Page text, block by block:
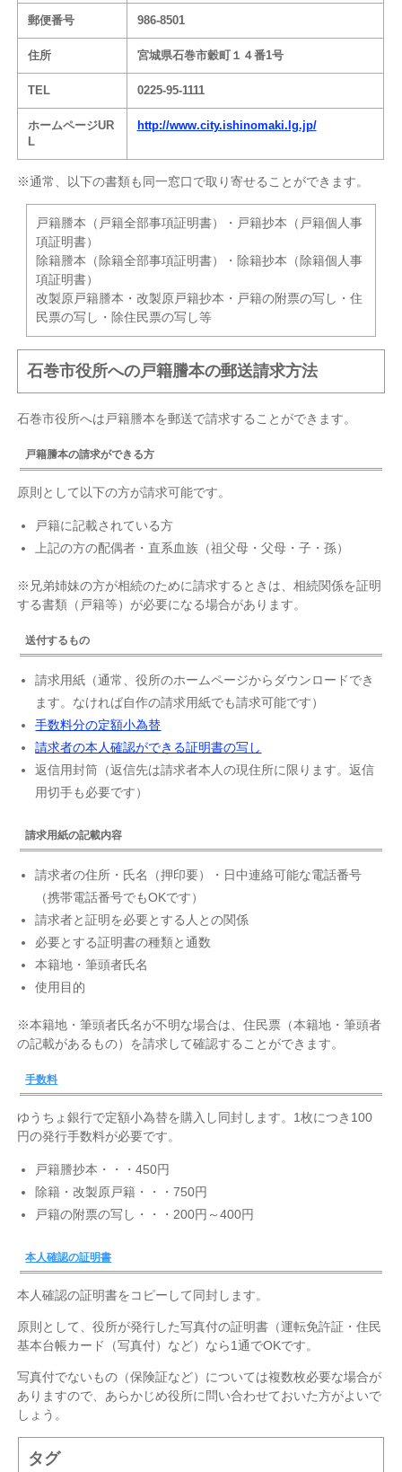
郵便番号 986-8501
住所 宮城県石巻市穀町１４番1号
TEL 0225-95-1111
ホームページUR
L
http://www.city.ishinomaki.lg.jp/
※通常、以下の書類も同一窓口で取り寄せることができます。
戸籍謄本（戸籍全部事項証明書）・戸籍抄本（戸籍個人事
項証明書）
除籍謄本（除籍全部事項証明書）・除籍抄本（除籍個人事
項証明書）
改製原戸籍謄本・改製原戸籍抄本・戸籍の附票の写し・住
民票の写し・除住民票の写し等
石巻市役所への戸籍謄本の郵送請求方法
石巻市役所へは戸籍謄本を郵送で請求することができます。
戸籍謄本の請求ができる方
原則として以下の方が請求可能です。
戸籍に記載されている方
上記の方の配偶者・直系血族（祖父母・父母・子・孫）
※兄弟姉妹の方が相続のために請求するときは、相続関係を証明
する書類（戸籍等）が必要になる場合があります。
送付するもの
請求用紙（通常、役所のホームページからダウンロードでき
ます。なければ自作の請求用紙でも請求可能です）
手数料分の定額小為替
請求者の本人確認ができる証明書の写し
返信用封筒（返信先は請求者本人の現住所に限ります。返信
用切手も必要です）
請求用紙の記載内容
請求者の住所・氏名（押印要）・日中連絡可能な電話番号
（携帯電話番号でもOKです）
請求者と証明を必要とする人との関係
必要とする証明書の種類と通数
本籍地・筆頭者氏名
使用目的
※本籍地・筆頭者氏名が不明な場合は、住民票（本籍地・筆頭者
の記載があるもの）を請求して確認することができます。
手数料
ゆうちょ銀行で定額小為替を購入し同封します。1枚につき100
円の発行手数料が必要です。
戸籍謄抄本・・・450円
除籍・改製原戸籍・・・750円
戸籍の附票の写し・・・200円～400円
本人確認の証明書
本人確認の証明書をコピーして同封します。
原則として、役所が発行した写真付の証明書（運転免許証・住民
基本台帳カード（写真付）など）なら1通でOKです。
写真付でないもの（保険証など）については複数枚必要な場合が
ありますので、あらかじめ役所に問い合わせておいた方がよいで
しょう。
タグ